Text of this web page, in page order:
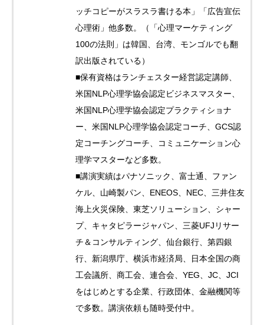
ッチコピーがスラスラ書ける本」「広告宣伝
心理術」他多数。（「心理マーケティング
100の法則」は韓国、台湾、モンゴルでも翻
訳出版されている）
■保有資格はランチェスター経営認定講師、
米国NLP心理学協会認定ビジネスマスター、
米国NLP心理学協会認定プラクティショナ
ー、米国NLP心理学協会認定コーチ、GCS認
定コーチングコーチ、コミュニケーション心
理学マスターなど多数。
■講演実績はパナソニック、富士通、ファン
ケル、山崎製パン、ENEOS、NEC、三井住友
海上火災保険、東芝ソリューション、シャー
プ、キャタピラージャパン、三菱UFJリサー
チ＆コンサルティング、仙台銀行、第四銀
行、新潟県庁、横浜市経済局、日本全国の商
工会議所、商工会、連合会、YEG、JC、JCI
をはじめとする企業、行政団体、金融機関等
で多数。講演依頼も随時受付中。